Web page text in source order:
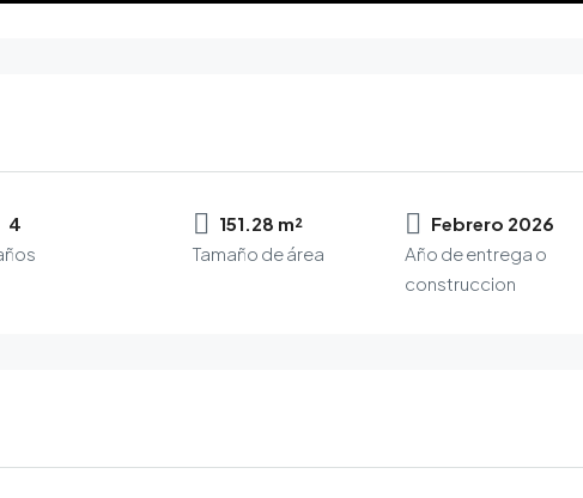
4
151.28 m²
Tamaño de área
Febrero 2026
Año de entrega o
construccion